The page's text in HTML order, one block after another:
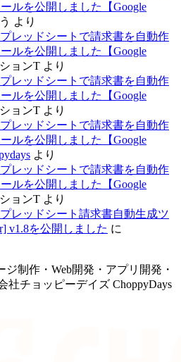
ルを公開しました【Google
より
プレッドシートで請求書を自動作
ルを公開しました【Google
ョンT より
プレッドシートで請求書を自動作
ルを公開しました【Google
ョンT より
プレッドシートで請求書を自動作
ルを公開しました【Google
より
プレッドシートで請求書を自動作
ルを公開しました【Google
ョンT より
プレッドシート請求書自動生成ツ
v1.8を公開しました に
制作・Web開発・アプリ開発・
社チョッピーデイズ ChoppyDays